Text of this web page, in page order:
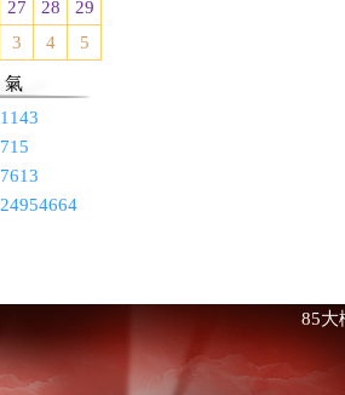
27 28
29
3 4 5
1143
715
7613
24954664
85大